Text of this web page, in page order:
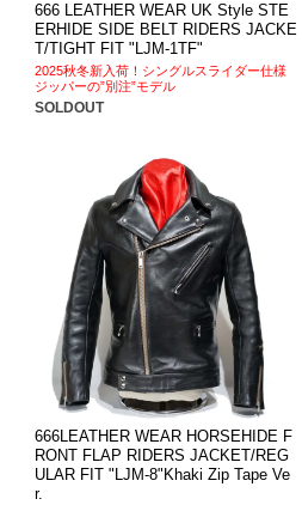
666 LEATHER WEAR UK Style STE
ERHIDE SIDE BELT RIDERS JACKE
T/TIGHT FIT "LJM-1TF"
2025秋冬新入荷！シングルスライダー仕様
ジッパーの”別注”モデル
SOLDOUT
666LEATHER WEAR HORSEHIDE F
RONT FLAP RIDERS JACKET/REG
ULAR FIT "LJM-8"Khaki Zip Tape Ve
r.